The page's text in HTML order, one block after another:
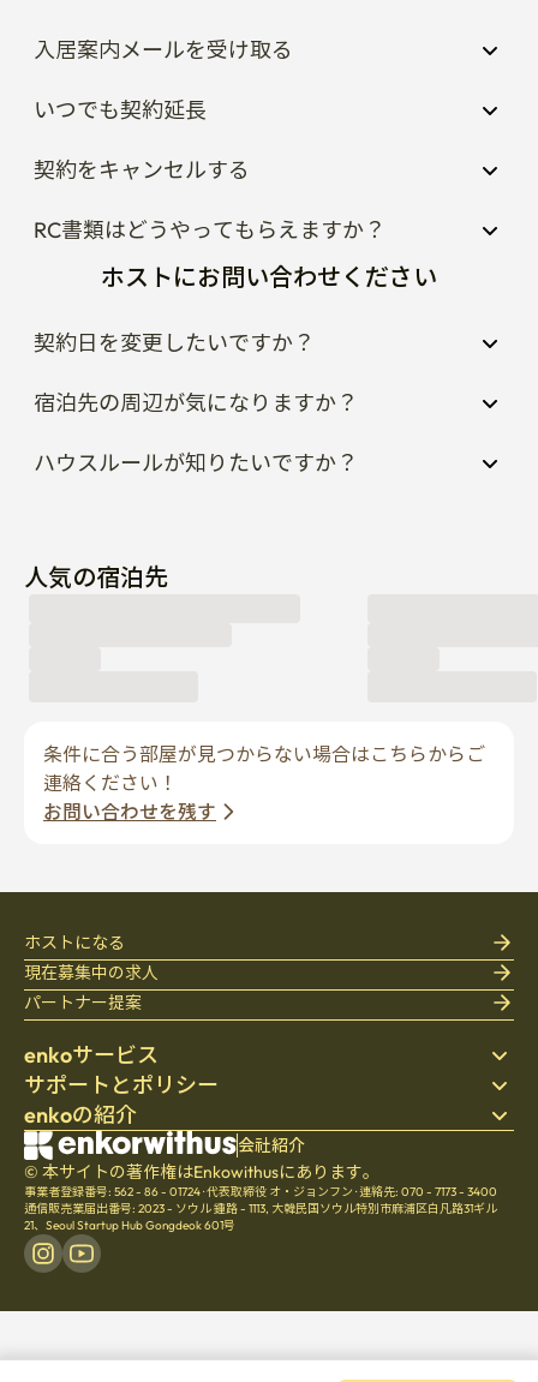
入居案内メールを受け取る
いつでも契約延長
契約をキャンセルする
RC書類はどうやってもらえますか？
ホストにお問い合わせください
契約日を変更したいですか？
宿泊先の周辺が気になりますか？
ハウスルールが知りたいですか？
人気の宿泊先
条件に合う部屋が見つからない場合はこちらからご
連絡ください！
お問い合わせを残す
enkoサービス
ステイ先を探す
寝具
ブログ
ヘルプセンター
サポートとポリシー
個人情報保護方針
利用規約
キャンセル・返金ポリシー
enkoの紹介
会社紹介
採用
チームの文化
ホストになる
現在募集中の求人
パートナー提案
会社紹介
© 本サイトの著作権はEnkowithusにあります。
事業者登録番号: 562 - 86 - 01724·代表取締役 オ・ジョンフン ·連絡先: 070 - 7173 - 3400
通信販売業届出番号: 2023 - ソウル 鍾路 - 1113, 大韓民国ソウル特別市麻浦区白凡路31ギル
21、Seoul Startup Hub Gongdeok 601号